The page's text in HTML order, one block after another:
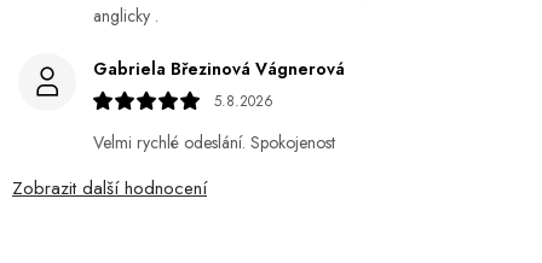
anglicky .
Gabriela Březinová Vágnerová
5.8.2026
Velmi rychlé odeslání. Spokojenost
Zobrazit další hodnocení